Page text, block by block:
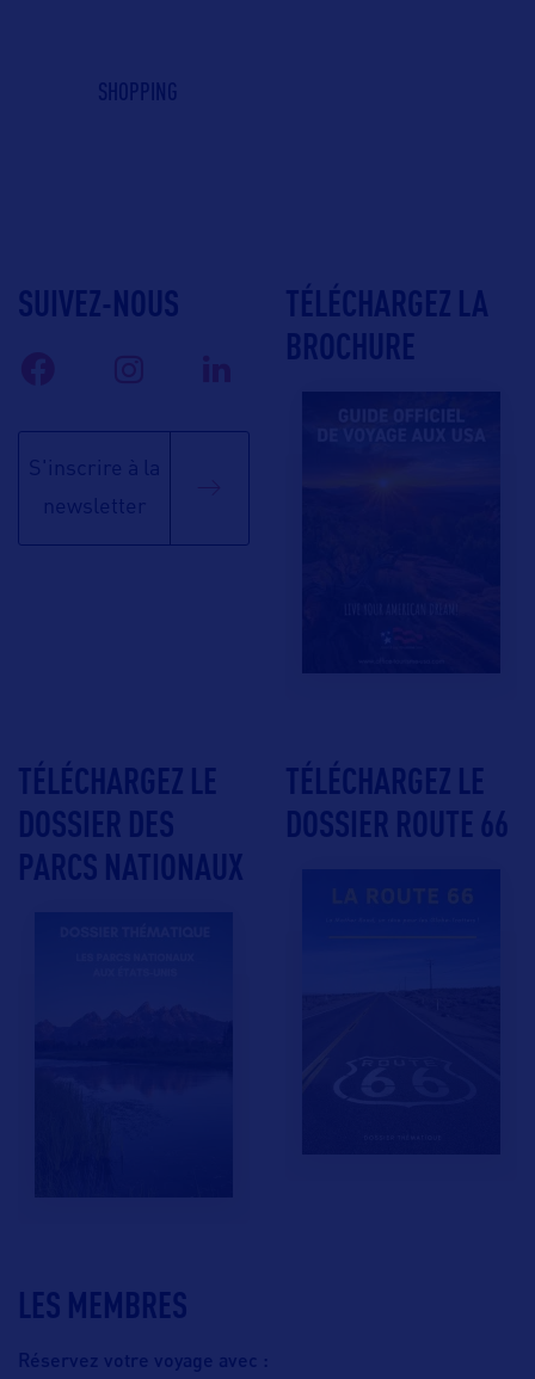
SHOPPING
LES MEMBRES
Réservez votre voyage avec :
SUIVEZ-NOUS
S'inscrire à la
newsletter
TÉLÉCHARGEZ LA
BROCHURE
TÉLÉCHARGEZ LE
DOSSIER DES
PARCS NATIONAUX
TÉLÉCHARGEZ LE
DOSSIER ROUTE 66